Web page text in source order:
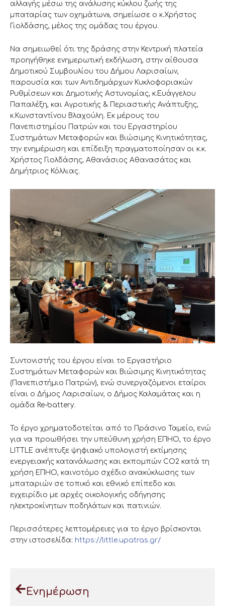
αλλαγής μέσω της ανάλυσης κύκλου ζωής της
μπαταρίας των οχημάτων», σημείωσε ο κ.Χρήστος
Γιολδάσης, μέλος της ομάδας του έργου.
Να σημειωθεί ότι της δράσης στην Κεντρική πλατεία
προηγήθηκε ενημερωτική εκδήλωση, στην αίθουσα
Δημοτικού Συμβουλίου του Δήμου Λαρισαίων,
παρουσία και των Αντιδημάρχων Κυκλοφοριακών
Ρυθμίσεων και Δημοτικής Αστυνομίας, κ.Ευάγγελου
Παπαλέξη, και Αγροτικής & Περιαστικής Ανάπτυξης,
κ.Κωνσταντίνου Βλαχούλη. Εκ μέρους του
Πανεπιστημίου Πατρών και του Εργαστηρίου
Συστημάτων Μεταφορών και Βιώσιμης Κινητικότητας,
την ενημέρωση και επίδειξη πραγματοποίησαν οι κ.κ.
Χρήστος Γιολδάσης, Αθανάσιος Αθανασάτος και
Δημήτριος Κόλλιας.
Συντονιστής του έργου είναι το Εργαστήριο
Συστημάτων Μεταφορών και Βιώσιμης Κινητικότητας
(Πανεπιστήμιο Πατρών), ενώ συνεργαζόμενοι εταίροι
είναι ο Δήμος Λαρισαίων, ο Δήμος Καλαμάτας και η
ομάδα Re-battery.
Το έργο χρηματοδοτείται από το Πράσινο Ταμείο, ενώ
για να προωθήσει την υπεύθυνη χρήση ΕΠΗΟ, το έργο
LITTLE ανέπτυξε ψηφιακό υπολογιστή εκτίμησης
ενεργειακής κατανάλωσης και εκπομπών CO2 κατά τη
χρήση ΕΠΗΟ, καινοτόμο σχέδιο ανακύκλωσης των
μπαταριών σε τοπικό και εθνικό επίπεδο και
εγχειρίδιο με αρχές οικολογικής οδήγησης
ηλεκτροκίνητων ποδηλάτων και πατινιών.
Περισσότερες λεπτομέρειες για το έργο βρίσκονται
στην ιστοσελίδα: https://little.upatras.gr/
Ενημέρωση